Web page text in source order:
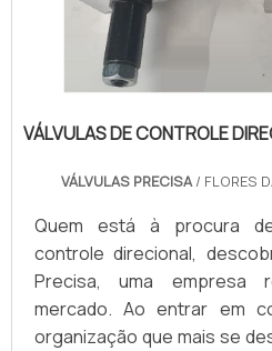
VÁLVULAS DE CONTROLE
VÁLVULAS PRECISA/ FLORES
Quem está à procura
controle direcional,
Precisa, uma empresa
mercado. Ao entrar em
organização que mais se